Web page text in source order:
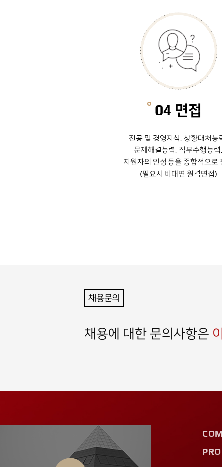
04 면접
전공 및 경영지식, 상황대처능
문제해결능력, 직무수행능력
지원자의 인성 등을 종합적으로
(필요시 비대면 원격면접)
채용문의
채용에 대한 문의사항은